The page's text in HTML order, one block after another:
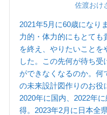
佐渡お
2021年5月に60歳になり
力的・体力的にもとても
を終え、やりたいことを
した。この先何が待ち
ができなくなるのか。何
の未来設計図作りのお役
2020年に国内、2022年
得。2023年2月に日本全